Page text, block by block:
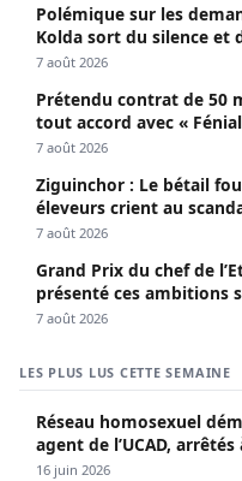
Polémique sur les
Kolda sort du silence et
7 août 2026
Prétendu contrat de 50
tout accord avec «
poursuites
7 août 2026
Ziguinchor : Le bétail
éleveurs crient au
7 août 2026
Grand Prix du chef de
présenté ces ambitions
7 août 2026
LES PLUS LUS CETTE SEMAINE
Réseau homosexuel
agent de l’UCAD,
propagé le VIH depuis
16 juin 2026